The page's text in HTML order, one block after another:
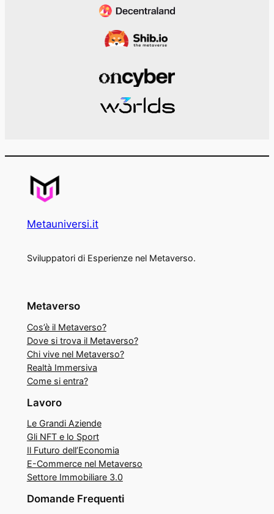
Metauniversi.it
Sviluppatori di Esperienze nel Metaverso.
Metaverso
Cos’è il Metaverso?
Dove si trova il Metaverso?
Chi vive nel Metaverso?
Realtà Immersiva
Come si entra?
Lavoro
Le Grandi Aziende
Gli NFT e lo Sport
Il Futuro dell’Economia
E-Commerce nel Metaverso
Settore Immobiliare 3.0
Domande Frequenti